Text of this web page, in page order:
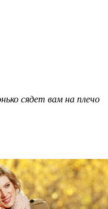
сядет вам на плечо